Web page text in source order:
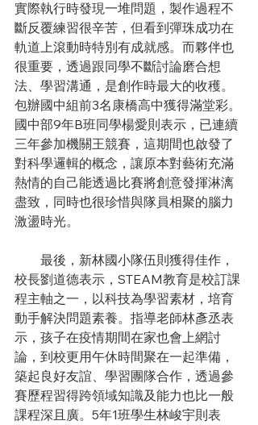
實際執行時發現一堆問題，製作過程不
斷反覆練習很辛苦，但看到彈珠成功在
軌道上滾動時特別有成就感。而夥伴也
很重要，透過跟同學不斷討論磨合想
法、學習溝通，是創作時最大的收穫。
包辦國中組前3名康橋高中獲得滿堂彩。
國中部9年B班同學楊愛則表示，已連續
三年參加機關王競賽，這期間也啟發了
對科學邏輯的概念，讓原本對藝術充滿
熱情的自己能透過比賽將創意發揮淋漓
盡致，同時也很珍惜與隊員相聚的腦力
激盪時光。
最後，新林國小隊伍則獲得佳作，
校長劉道德表示，STEAM教育是校訂課
程主軸之一，以科技為學習素材，培育
動手解決問題素養。指導老師林彥丞表
示，孩子在疫情期間在家也會上網討
論，到校更用午休時間聚在一起準備，
築起良好友誼、學習團隊合作，透過參
賽歷程習得跨領域知識及能力也比一般
課程深且廣。5年1班學生林峻宇則表